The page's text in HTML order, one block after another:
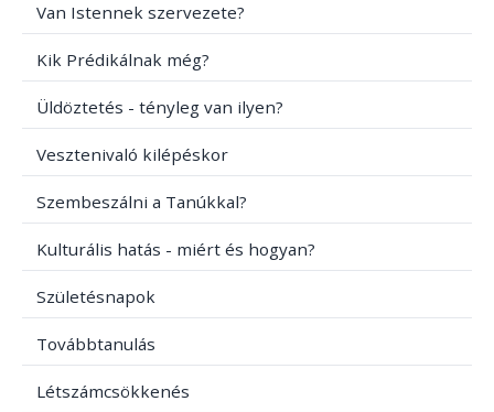
Van Istennek szervezete?
Kik Prédikálnak még?
Üldöztetés - tényleg van ilyen?
Vesztenivaló kilépéskor
Szembeszálni a Tanúkkal?
Kulturális hatás - miért és hogyan?
Születésnapok
Továbbtanulás
Létszámcsökkenés